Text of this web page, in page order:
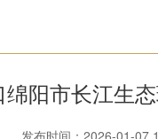
阳市长江生
发布时间：2026-01-07